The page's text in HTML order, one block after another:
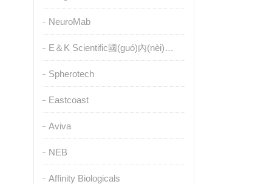
NeuroMab
E＆K Scientific國(guó)內(nèi)授權(quán)代理
Spherotech
Eastcoast
Aviva
NEB
Affinity Biologicals